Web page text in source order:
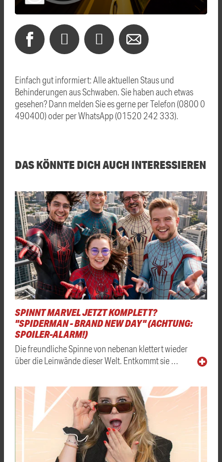
Einfach gut informiert: Alle aktuellen Staus und
Behinderungen aus Schwaben. Sie haben auch etwas
gesehen? Dann melden Sie es gerne per Telefon (0800 0
490400) oder per WhatsApp (01520 242 333).
DAS KÖNNTE DICH AUCH INTERESSIEREN
SPINNT MARVEL JETZT KOMPLETT?
"SPIDERMAN - BRAND NEW DAY" (ACHTUNG:
SPOILER-ALARM!)
Die freundliche Spinne von nebenan klettert wieder
über die Leinwände dieser Welt. Entkommt sie …